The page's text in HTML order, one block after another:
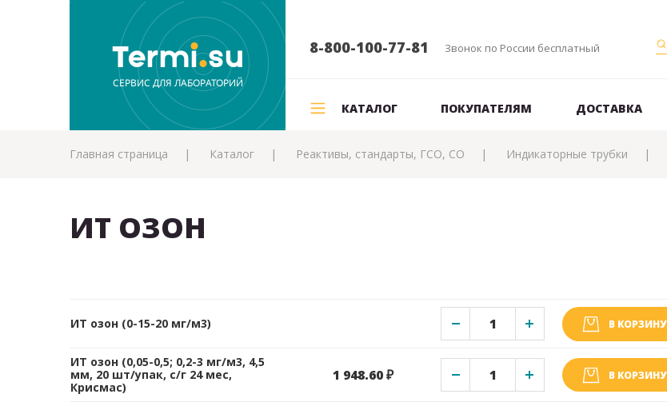
8-800-100-77-81 Звонок по России бесплатный
КАТАЛОГ ПОКУПАТЕЛЯМ ДОСТАВКА
Главная страница Каталог Реактивы, стандарты, ГСО, СО Индикаторные трубки
ИТ ОЗОН
ИТ озон (0-15-20 мг/м3) В КОРЗИНУ
ИТ озон (0,05-0,5; 0,2-3 мг/м3, 4,5
мм, 20 шт/упак, с/г 24 мес,
Крисмас)
1 948.60 ₽ В КОРЗИНУ